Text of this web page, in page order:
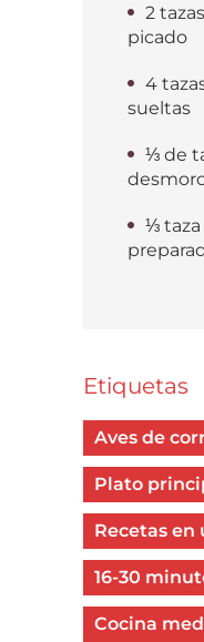
2
picado
4
sueltas
⅓ de
⅓
Etiquetas
Aves de
Plato
Recetas en
16-30
Cocina